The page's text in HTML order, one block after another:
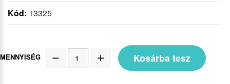
Kód: 13325
MENNYISÉG Kosárba tesz